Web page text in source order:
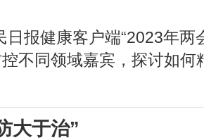
日报健康客户端“2023年两
不同领域嘉宾，探讨如何
大于治”